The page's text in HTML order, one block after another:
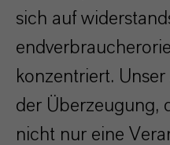
sich auf
konzentriert.
der Überzeugung,
nicht nur eine